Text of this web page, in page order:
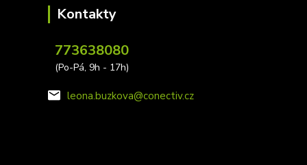
Kontakty
773638080
(Po-Pá, 9h - 17h)
leona.buzkova@conectiv.cz